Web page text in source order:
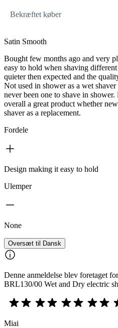
Bekræftet køber
Satin Smooth
Bought few months ago and very
easy to hold when shaving
quieter then expected and the
Not used in shower as a wet
never been one to shave in
overall a great product whether
shaver as a replacement.
Fordele
Design making it easy to hold
Ulemper
None
Oversæt til Dansk
Denne anmeldelse blev foretaget
BRL130/00 Wet and Dry electric
Miai